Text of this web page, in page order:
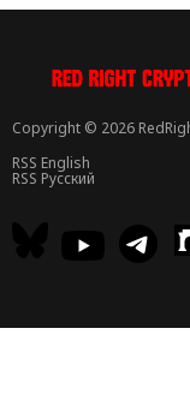
Copyright © 2026
RSS English
RSS Русский